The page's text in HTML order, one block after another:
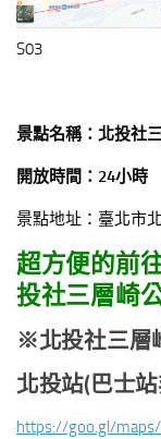
S03
景點名稱：北投社
開放時間：24小時
景點地址：臺北市
超方便的前
投社三層崎
※北投社三層
北投站(巴士
https://goo.gl/maps/